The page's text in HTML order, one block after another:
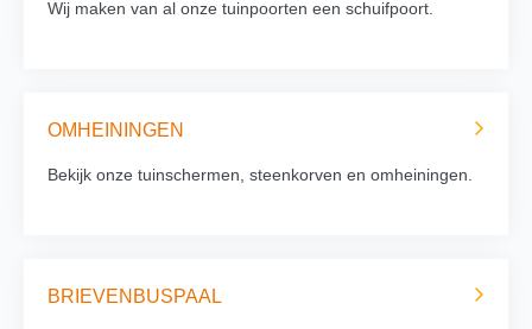
Wij maken van al onze tuinpoorten een schuifpoort.
OMHEININGEN
Bekijk onze tuinschermen, steenkorven en omheiningen.
BRIEVENBUSPAAL